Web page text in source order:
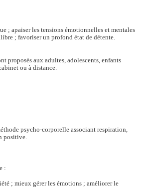
; apaiser les tensions émotionnelles et mentales
; favoriser un profond état de détente.
proposés aux adultes, adolescents, enfants
ou à distance.
psycho-corporelle associant respiration,
positive.
:
; mieux gérer les émotions ; améliorer le